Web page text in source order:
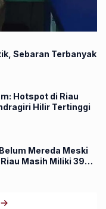
Sebaran Terbanyak
Hotspot di Riau
Hilir Tertinggi
Mereda Meski
Masih Miliki 39